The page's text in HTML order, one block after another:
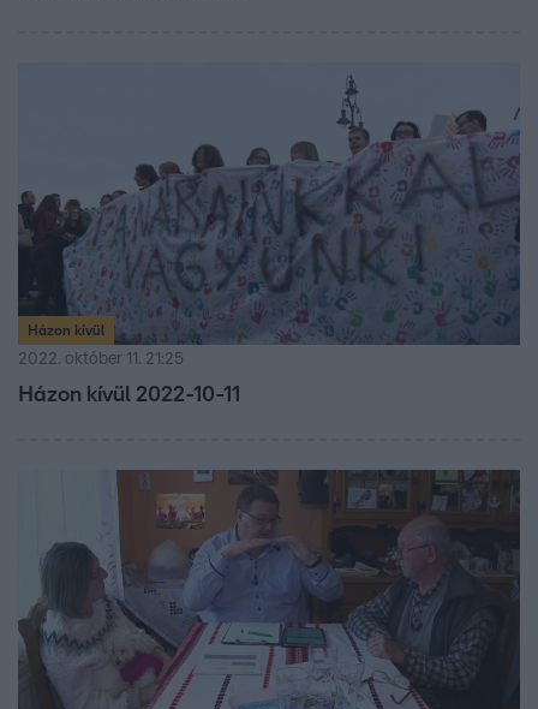
Házon kívül
2022. október 11. 21:25
Házon kívül 2022-10-11